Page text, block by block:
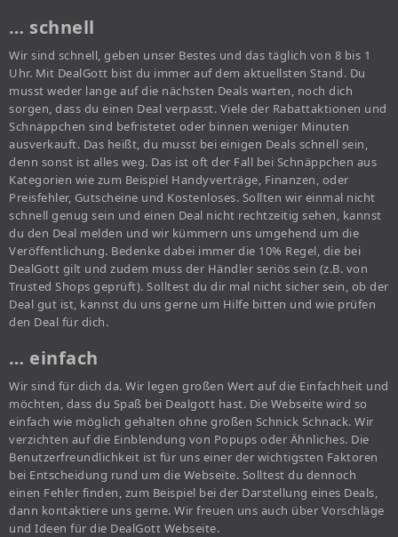
… schnell
Wir sind schnell, geben unser Bestes und das täglich von 8 bis 1
Uhr. Mit DealGott bist du immer auf dem aktuellsten Stand. Du
musst weder lange auf die nächsten Deals warten, noch dich
sorgen, dass du einen Deal verpasst. Viele der Rabattaktionen und
Schnäppchen sind befristetet oder binnen weniger Minuten
ausverkauft. Das heißt, du musst bei einigen Deals schnell sein,
denn sonst ist alles weg. Das ist oft der Fall bei Schnäppchen aus
Kategorien wie zum Beispiel Handyverträge, Finanzen, oder
Preisfehler, Gutscheine und Kostenloses. Sollten wir einmal nicht
schnell genug sein und einen Deal nicht rechtzeitig sehen, kannst
du den Deal melden und wir kümmern uns umgehend um die
Veröffentlichung. Bedenke dabei immer die 10% Regel, die bei
DealGott gilt und zudem muss der Händler seriös sein (z.B. von
Trusted Shops geprüft). Solltest du dir mal nicht sicher sein, ob der
Deal gut ist, kannst du uns gerne um Hilfe bitten und wie prüfen
den Deal für dich.
… einfach
Wir sind für dich da. Wir legen großen Wert auf die Einfachheit und
möchten, dass du Spaß bei Dealgott hast. Die Webseite wird so
einfach wie möglich gehalten ohne großen Schnick Schnack. Wir
verzichten auf die Einblendung von Popups oder Ähnliches. Die
Benutzerfreundlichkeit ist für uns einer der wichtigsten Faktoren
bei Entscheidung rund um die Webseite. Solltest du dennoch
einen Fehler finden, zum Beispiel bei der Darstellung eines Deals,
dann kontaktiere uns gerne. Wir freuen uns auch über Vorschläge
und Ideen für die DealGott Webseite.